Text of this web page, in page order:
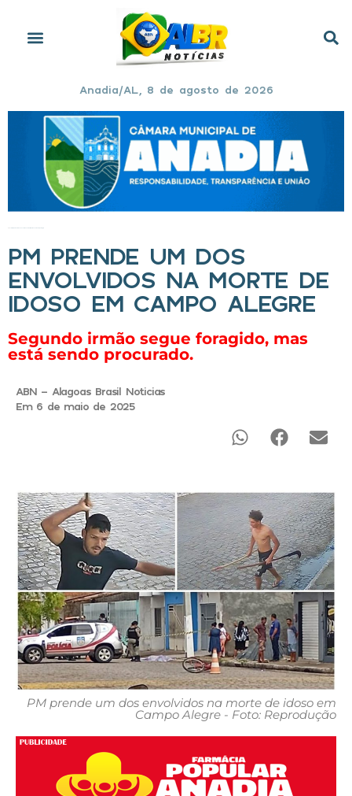
Anadia/AL, 8 de agosto de 2026
PM PRENDE UM DOS
ENVOLVIDOS NA MORTE DE
IDOSO EM CAMPO ALEGRE
Segundo irmão segue foragido, mas
está sendo procurado.
ABN - Alagoas Brasil Noticias
Em 6 de maio de 2025
PM prende um dos envolvidos na morte de idoso em
Campo Alegre - Foto: Reprodução